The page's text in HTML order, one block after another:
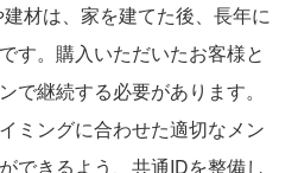
建材は、家を建てた後、長年に
す。購入いただいたお客様と
で継続する必要があります。
ミングに合わせた適切なメン
できるよう、共通IDを整備し